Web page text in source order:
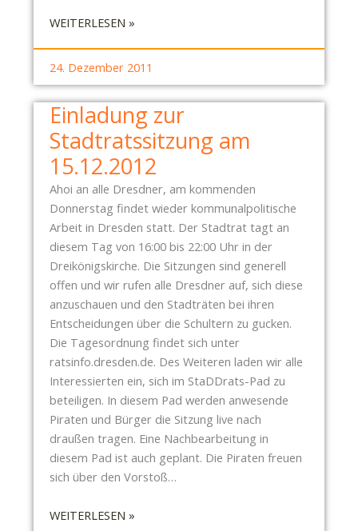
Z
U
N
G
V
O
N
„
Ü
D
I
S
D
S
N
WEITERLESEN »:
I
A
T
E
N
P
A
R
T
E
I
D
R
E
S
D
E
N
W
Ü
N
S
H
24. Dezember 2011
Einladung zur
Stadtratssitzung am
15.12.2012
Ahoi an alle Dresdner, am kommenden
Donnerstag findet wieder kommunalpolitische
Arbeit in Dresden statt. Der Stadtrat tagt an
diesem Tag von 16:00 bis 22:00 Uhr in der
Dreikönigskirche. Die Sitzungen sind generell
offen und wir rufen alle Dresdner auf, sich diese
anzuschauen und den Stadträten bei ihren
Entscheidungen über die Schultern zu gucken.
Die Tagesordnung findet sich unter
ratsinfo.dresden.de. Des Weiteren laden wir alle
Interessierten ein, sich im StaDDrats-Pad zu
beteiligen. In diesem Pad werden anwesende
Piraten und Bürger die Sitzung live nach
draußen tragen. Eine Nachbearbeitung in
diesem Pad ist auch geplant. Die Piraten freuen
sich über den Vorstoß…
WEITERLESEN »: